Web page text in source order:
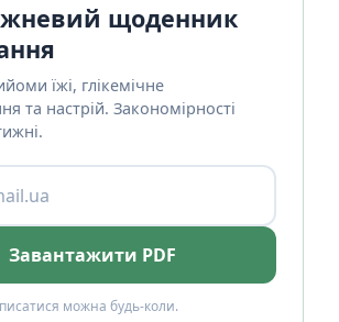
щоденник
їжі, глікемічне
та настрій. Закономірності
Завантажити PDF
можна будь-коли.